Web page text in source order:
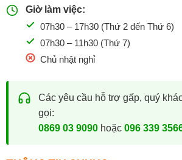
Giờ làm việc:
07h30 – 17h30 (Thứ 2 đến Thứ 6)
07h30 – 11h30 (Thứ 7)
Chủ nhật nghỉ
Các yêu cầu hỗ trợ gấp, quý
gọi:
0869 03 9090hoặc 096 339